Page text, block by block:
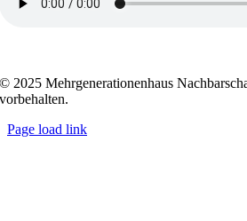
© 2025 Mehrgenerationenhaus
vorbehalten.
Page load link